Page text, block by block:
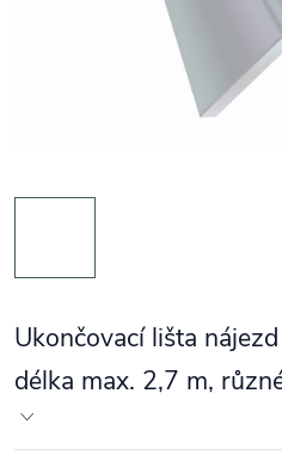
Ukončovací lišta
délka max. 2,7 m,